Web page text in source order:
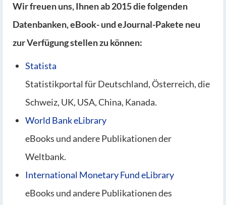
Wir freuen uns, Ihnen ab 2015 die folgenden
Datenbanken, eBook- und eJournal-Pakete neu
zur Verfügung stellen zu können:
Statista
Statistikportal für Deutschland, Österreich, die
Schweiz, UK, USA, China, Kanada.
World Bank eLibrary
eBooks und andere Publikationen der
Weltbank.
International Monetary Fund eLibrary
eBooks und andere Publikationen des